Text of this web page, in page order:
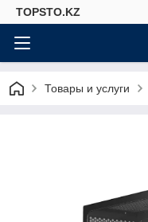
TOPSTO.KZ
Товары и услуги